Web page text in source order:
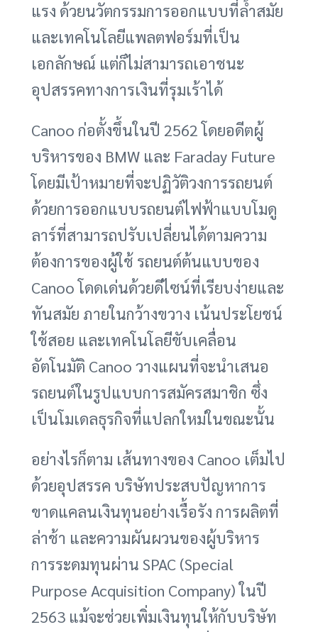
แรง ด้วยนวัตกรรมการออกแบบที่ล้ำสมัย
และเทคโนโลยีแพลตฟอร์มที่เป็น
เอกลักษณ์ แต่ก็ไม่สามารถเอาชนะ
อุปสรรคทางการเงินที่รุมเร้าได้
Canoo ก่อตั้งขึ้นในปี 2562 โดยอดีตผู้
บริหารของ BMW และ Faraday Future
โดยมีเป้าหมายที่จะปฏิวัติวงการรถยนต์
ด้วยการออกแบบรถยนต์ไฟฟ้าแบบโมดู
ลาร์ที่สามารถปรับเปลี่ยนได้ตามความ
ต้องการของผู้ใช้ รถยนต์ต้นแบบของ
Canoo โดดเด่นด้วยดีไซน์ที่เรียบง่ายและ
ทันสมัย ภายในกว้างขวาง เน้นประโยชน์
ใช้สอย และเทคโนโลยีขับเคลื่อน
อัตโนมัติ Canoo วางแผนที่จะนำเสนอ
รถยนต์ในรูปแบบการสมัครสมาชิก ซึ่ง
เป็นโมเดลธุรกิจที่แปลกใหม่ในขณะนั้น
อย่างไรก็ตาม เส้นทางของ Canoo เต็มไป
ด้วยอุปสรรค บริษัทประสบปัญหาการ
ขาดแคลนเงินทุนอย่างเรื้อรัง การผลิตที่
ล่าช้า และความผันผวนของผู้บริหาร
การระดมทุนผ่าน SPAC (Special
Purpose Acquisition Company) ในปี
2563 แม้จะช่วยเพิ่มเงินทุนให้กับบริษัท